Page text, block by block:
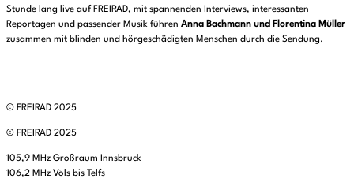
Stunde lang live auf FREIRAD, mit spannenden Interviews, interessanten
Reportagen und passender Musik führen Anna Bachmann und Florentina Müller
zusammen mit blinden und hörgeschädigten Menschen durch die Sendung.
© FREIRAD 2025
© FREIRAD 2025
105,9 MHz Großraum Innsbruck
106,2 MHz Völs bis Telfs